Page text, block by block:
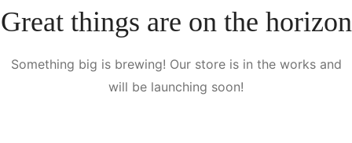
Great things are on the horizon
Something big is brewing! Our store is in the works and
will be launching soon!